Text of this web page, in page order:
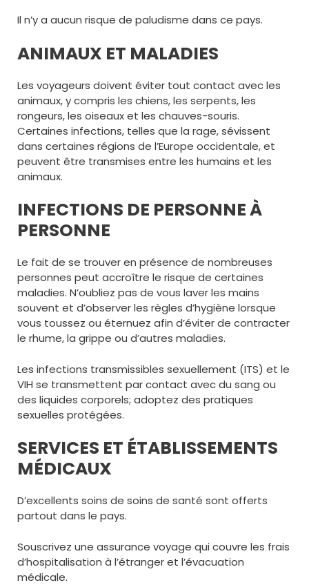
Il n’y a aucun risque de paludisme dans ce pays.
ANIMAUX ET MALADIES
Les voyageurs doivent éviter tout contact avec les
animaux, y compris les chiens, les serpents, les
rongeurs, les oiseaux et les chauves-souris.
Certaines infections, telles que la rage, sévissent
dans certaines régions de l’Europe occidentale, et
peuvent être transmises entre les humains et les
animaux.
INFECTIONS DE PERSONNE À
PERSONNE
Le fait de se trouver en présence de nombreuses
personnes peut accroître le risque de certaines
maladies. N’oubliez pas de vous laver les mains
souvent et d’observer les règles d’hygiène lorsque
vous toussez ou éternuez afin d’éviter de contracter
le rhume, la grippe ou d’autres maladies.
Les infections transmissibles sexuellement (ITS) et le
VIH se transmettent par contact avec du sang ou
des liquides corporels; adoptez des pratiques
sexuelles protégées.
SERVICES ET ÉTABLISSEMENTS
MÉDICAUX
D’excellents soins de soins de santé sont offerts
partout dans le pays.
Souscrivez une assurance voyage qui couvre les frais
d’hospitalisation à l’étranger et l’évacuation
médicale.